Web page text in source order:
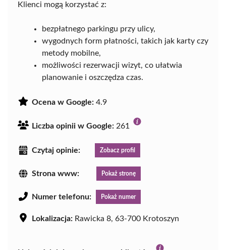
Klienci mogą korzystać z:
bezpłatnego parkingu przy ulicy,
wygodnych form płatności, takich jak karty czy
metody mobilne,
możliwości rezerwacji wizyt, co ułatwia
planowanie i oszczędza czas.
Ocena w Google: 4.9
Liczba opinii w Google: 261
Czytaj opinie: Zobacz profil
Strona www: Pokaż stronę
Numer telefonu: Pokaż numer
Lokalizacja: Rawicka 8, 63-700 Krotoszyn